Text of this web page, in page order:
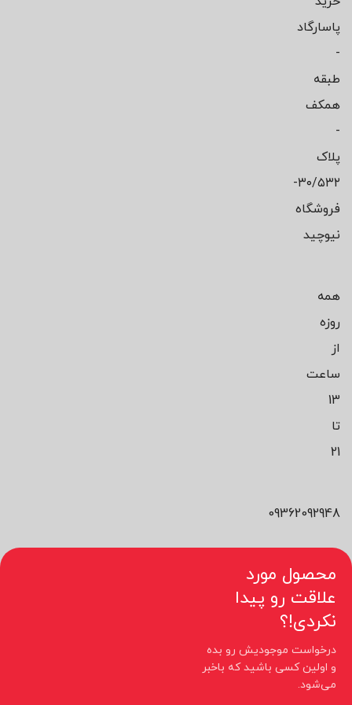
پاسارگاد
-
طبقه
همکف
-
پلاک
۳۰/۵۳۲-
فروشگاه
نیوچید
همه
روزه
از
ساعت
13
تا
21
09362092948
محصول مورد
علاقت رو پیدا
نکردی!؟
درخواست موجودیش رو بده
و اولین کسی باشید که باخبر
می‌شود.